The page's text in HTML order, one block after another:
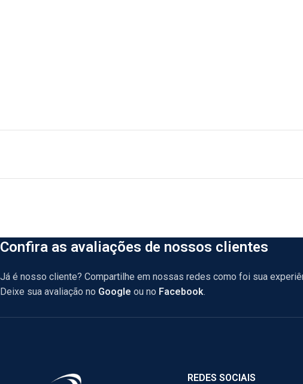
Confira as avaliações de nossos clientes
Já é nosso cliente? Compartilhe em nossas redes como foi sua
Deixe sua avaliação no Google ou no Facebook.
REDES SOCIAIS